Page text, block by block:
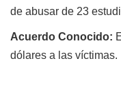
de abusar de 23
Acuerdo Conocido:
dólares a las víctimas.